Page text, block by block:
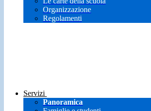
Organizzazione
Regolamenti
Servizi
Panoramica